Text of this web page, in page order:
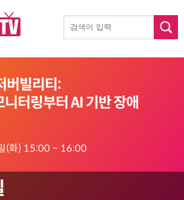
버빌리티:
터링부터 AI 기반 장애
(화) 15:00 ~ 16:00